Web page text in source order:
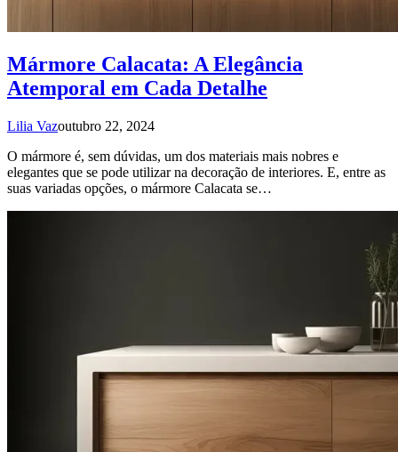
Mármore Calacata: A Elegância
Atemporal em Cada Detalhe
Lilia Vazoutubro 22, 2024
O mármore é, sem dúvidas, um dos materiais mais nobres e
elegantes que se pode utilizar na decoração de interiores. E, entre as
suas variadas opções, o mármore Calacata se…